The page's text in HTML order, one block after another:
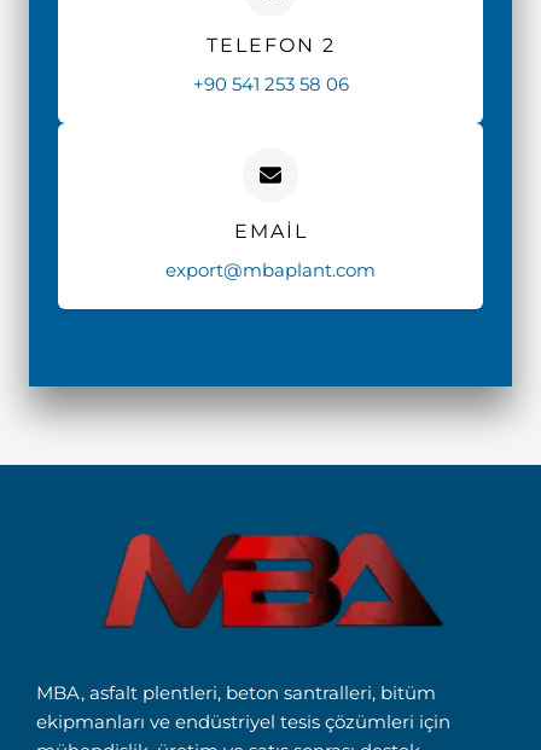
TELEFON 2
+90 541 253 58 06
EMAIL
export@mbaplant.com
MBA, asfalt plentleri, beton santralleri, bitüm
ekipmanları ve endüstriyel tesis çözümleri için